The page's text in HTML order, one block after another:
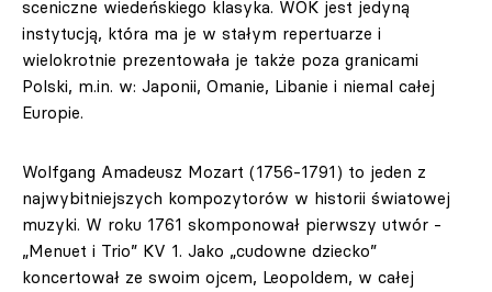
sceniczne wiedeńskiego klasyka. WOK jest jedyną
instytucją, która ma je w stałym repertuarze i
wielokrotnie prezentowała je także poza granicami
Polski, m.in. w: Japonii, Omanie, Libanie i niemal całej
Europie.
Wolfgang Amadeusz Mozart (1756-1791) to jeden z
najwybitniejszych kompozytorów w historii światowej
muzyki. W roku 1761 skomponował pierwszy utwór -
„Menuet i Trio” KV 1. Jako „cudowne dziecko”
koncertował ze swoim ojcem, Leopoldem, w całej